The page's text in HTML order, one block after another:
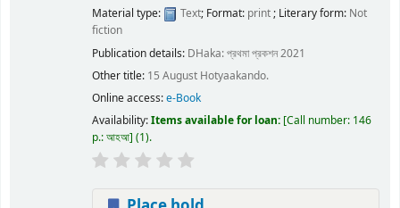
Material type: Text; Format: print; Literary form: Not
fiction
Publication details: DHaka:প্রথমা প্রকশন2021
Other title: 15 August Hotyaakando.
Online access:e-Book
Availability:Items available for loan: Call number: 146
p.: আহআ (1).